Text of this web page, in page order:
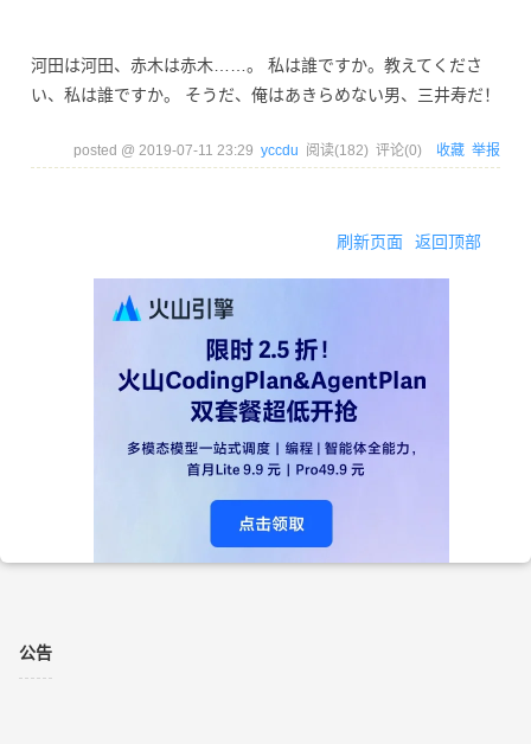
河田は河田、赤木は赤木……。 私は誰ですか。教えてくださ
い、私は誰ですか。 そうだ、俺はあきらめない男、三井寿だ！
posted @ 2019-07-11 23:29 yccdu 阅读(182) 评论(0) 收藏 举报
刷新页面 返回顶部
公告